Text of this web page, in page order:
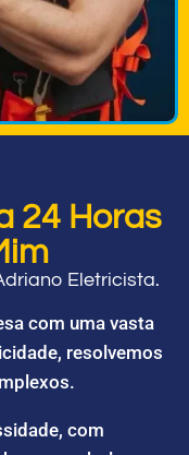
24 Horas
Eletricista.
com uma vasta
resolvemos
com